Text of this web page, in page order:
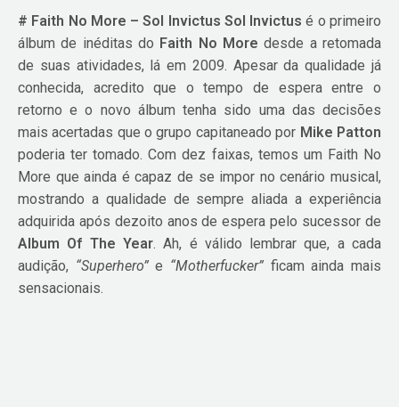
# Faith No More – Sol Invictus Sol Invictus é o primeiro
álbum de inéditas do Faith No More desde a retomada
de suas atividades, lá em 2009. Apesar da qualidade já
conhecida, acredito que o tempo de espera entre o
retorno e o novo álbum tenha sido uma das decisões
mais acertadas que o grupo capitaneado por Mike Patton
poderia ter tomado. Com dez faixas, temos um Faith No
More que ainda é capaz de se impor no cenário musical,
mostrando a qualidade de sempre aliada a experiência
adquirida após dezoito anos de espera pelo sucessor de
Album Of The Year. Ah, é válido lembrar que, a cada
audição, “Superhero”e “Motherfucker” ficam ainda mais
sensacionais.